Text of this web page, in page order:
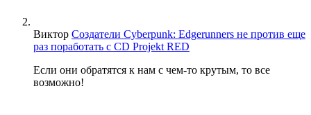
Виктор Создатели Cyberpunk: Edgerunners не против еще
раз поработать с CD Projekt RED
Если они обратятся к нам с чем-то крутым, то все
возможно!